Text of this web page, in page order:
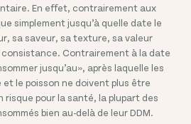
En effet, contrairement aux
simplement jusqu’à quelle date le
sa saveur, sa texture, sa valeur
Contrairement à la date
jusqu’au», après laquelle les
le poisson ne doivent plus être
risque pour la santé, la plupart des
bien au-delà de leur DDM.